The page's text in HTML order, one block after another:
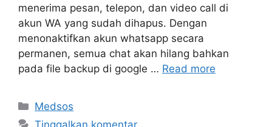
menerima pesan, telepon, dan video call di
akun WA yang sudah dihapus. Dengan
menonaktifkan akun whatsapp secara
permanen, semua chat akan hilang bahkan
pada file backup di google … Read more
Kategori
Medsos